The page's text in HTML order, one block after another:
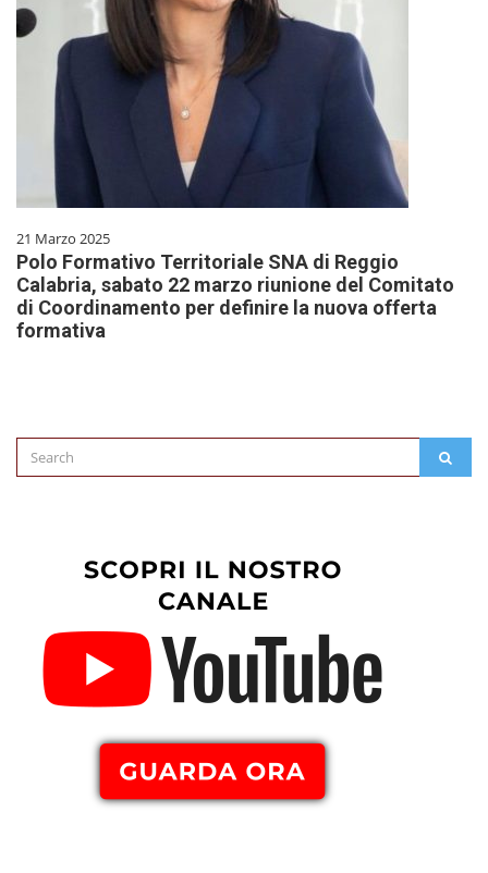
21 Marzo 2025
Polo Formativo Territoriale SNA di Reggio
Calabria, sabato 22 marzo riunione del Comitato
di Coordinamento per definire la nuova offerta
formativa
Search
for: